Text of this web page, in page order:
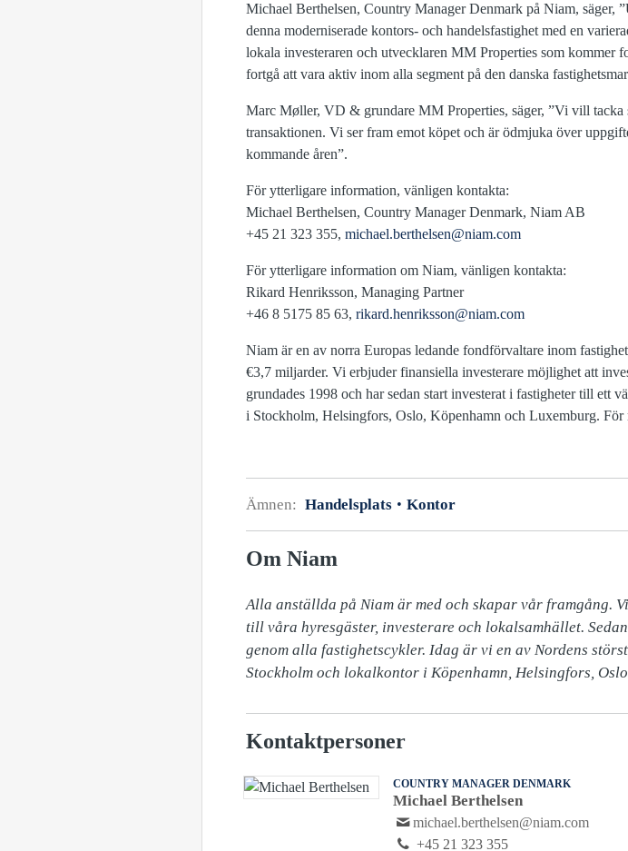
Michael Berthelsen, Country Manager Denmark på Niam, säger,
denna moderniserade kontors- och handelsfastighet med en
lokala investeraren och utvecklaren MM Properties som kommer
fortgå att vara aktiv inom alla segment på den danska
Marc Møller, VD & grundare MM Properties, säger, ”Vi vill tacka
transaktionen. Vi ser fram emot köpet och är ödmjuka över
kommande åren”.
För ytterligare information, vänligen kontakta:
Michael Berthelsen, Country Manager Denmark, Niam AB
+45 21 323 355, michael.berthelsen@niam.com
För ytterligare information om Niam, vänligen kontakta:
Rikard Henriksson, Managing Partner
+46 8 5175 85 63, rikard.henriksson@niam.com
Niam är en av norra Europas ledande fondförvaltare inom
€3,7 miljarder. Vi erbjuder finansiella investerare möjlighet att
grundades 1998 och har sedan start investerat i fastigheter till ett
i Stockholm, Helsingfors, Oslo, Köpenhamn och Luxemburg. För
Ämnen: Handelsplats Kontor
Om Niam
Alla anställda på Niam är med och skapar vår framgång.
till våra hyresgäster, investerare och lokalsamhället.
genom alla fastighetscykler. Idag är vi en av Nordens
Stockholm och lokalkontor i Köpenhamn, Helsingfors,
Kontaktpersoner
COUNTRY MANAGER DENMARK
Michael Berthelsen
michael.berthelsen@niam.com
+45 21 323 355